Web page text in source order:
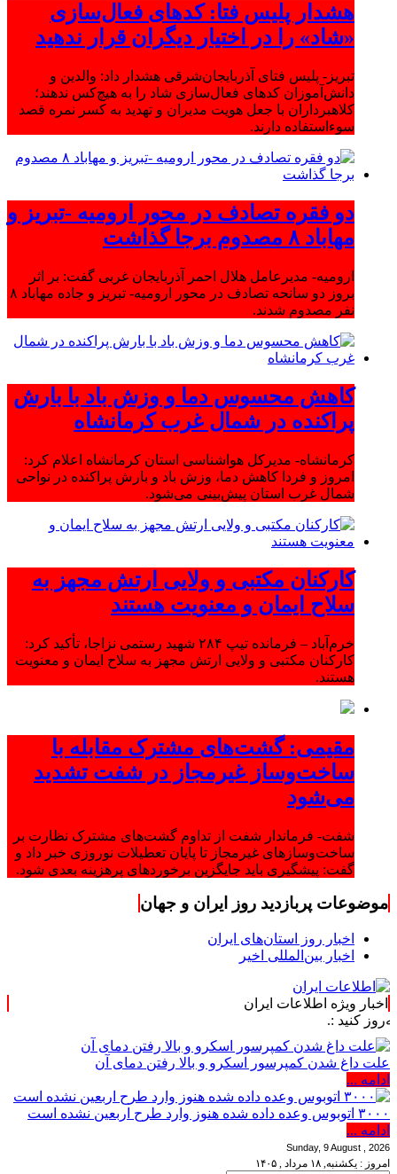
هشدار پلیس فتا: کدهای فعال‌سازی
«شاد» را در اختیار دیگران قرار ندهید
تبریز- پلیس فتای آذربایجان‌شرقی هشدار داد: والدین و
دانش‌آموزان کدهای فعال‌سازی شاد را به هیچ‌کس ندهند؛
کلاهبرداران با جعل هویت مدیران و تهدید به کسر نمره قصد
سوءاستفاده دارند.
دو فقره تصادف در محور ارومیه -تبریز و
مهاباد ۸ مصدوم برجا گذاشت
ارومیه- مدیرعامل هلال احمر آذربایجان غربی گفت: بر اثر
بروز دو سانحه تصادف در محور ارومیه- تبریز و جاده مهاباد ۸
نفر مصدوم شدند.
کاهش محسوس دما و وزش باد با بارش
پراکنده در شمال غرب کرمانشاه
کرمانشاه- مدیرکل هواشناسی استان کرمانشاه اعلام کرد:
امروز و فردا کاهش دما، وزش باد و بارش پراکنده در نواحی
شمال غرب استان پیش‌بینی می‌شود.
کارکنان مکتبی و ولایی ارتش مجهز به
سلاح ایمان و معنویت هستند
خرم‌آباد – فرمانده تیپ ۲۸۴ شهید رستمی نزاجا، تأکید کرد:
کارکنان مکتبی و ولایی ارتش مجهز به سلاح ایمان و معنویت
هستند.
مقیمی: گشت‌های مشترک مقابله با
ساخت‌وساز غیرمجاز در شفت تشدید
می‌شود
شفت- فرماندار شفت از تداوم گشت‌های مشترک نظارت بر
ساخت‌وسازهای غیرمجاز تا پایان تعطیلات نوروزی خبر داد و
گفت: پیشگیری باید جایگزین برخوردهای پرهزینه بعدی شود.
موضوعات پربازدید روز ایران و جهان
اخبار روز استان‌های ایران
اخبار بین‌المللی اخیر
اخبار ویژه اطلاعات ایران
علت داغ شدن کمپرسور اسکرو و بالا رفتن دمای آن
ادامه ...
۳۰۰۰ اتوبوس وعده داده شده هنوز وارد طرح اربعین نشده است
ادامه ...
Sunday, 9 August , 2026
امروز : یکشنبه, ۱۸ مرداد , ۱۴۰۵